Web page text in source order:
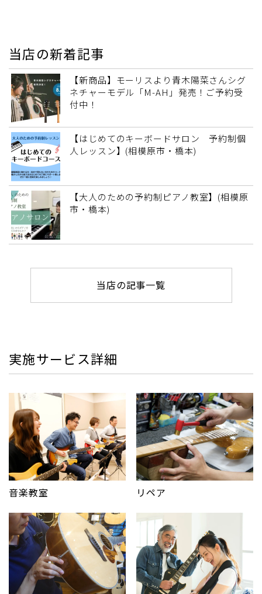
当店の新着記事
【新商品】モーリスより青木陽菜さんシグ
ネチャーモデル「M-AH」発売！ご予約受
付中！
【はじめてのキーボードサロン 予約制個
人レッスン】(相模原市・橋本)
【大人のための予約制ピアノ教室】(相模原
市・橋本)
当店の記事一覧
実施サービス詳細
音楽教室 リペア